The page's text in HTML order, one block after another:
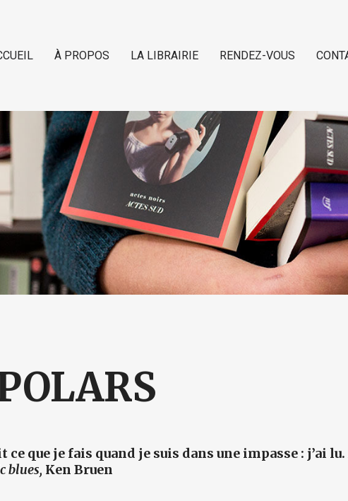
À PROPOS LA LIBRAIRIE RENDEZ-VOUS
ce que je fais quand je suis dans une impasse : j’ai
blues, Ken Bruen